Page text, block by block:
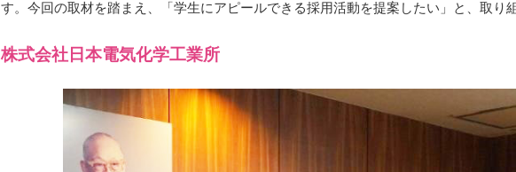
す。今回の取材を踏まえ、「学生にアピールできる採用活動を提案したい」と、取り
株式会社日本電気化学工業所